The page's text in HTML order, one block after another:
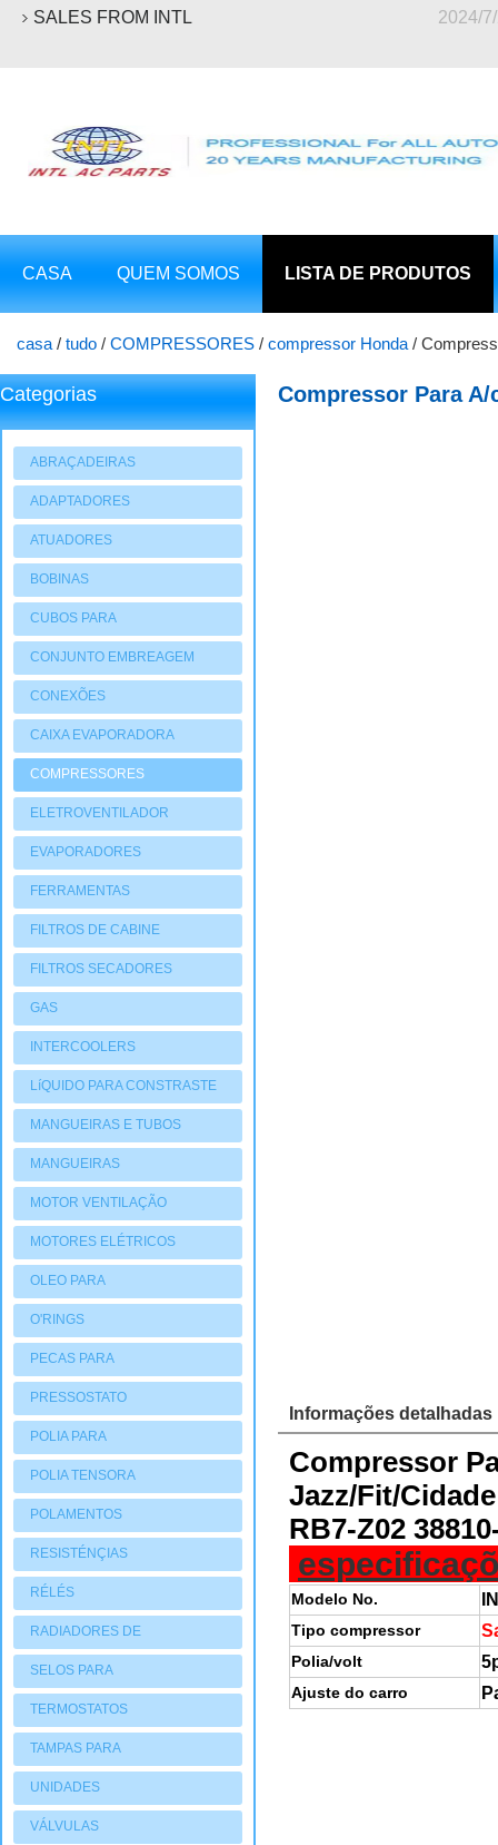
SALES FROM INTL 2024/
CASA QUEM SOMOS LISTA DE PRODUTOS
casa / tudo / COMPRESSORES / compressor Honda /
38800-RB7-Z02 38810-RLC-014
Categorias
ABRAÇADEIRAS
ADAPTADORES
ATUADORES
PNEUMATIOCOS
BOBINAS
CUBOS PARA
COMPRESSORES
CONJUNTO EMBREAGEM
CONEXÕES
CAIXA EVAPORADORA
COMPRESSORES
ELETROVENTILADOR
EVAPORADORES
FERRAMENTAS
FILTROS DE CABINE
FILTROS SECADORES
GAS
INTERCOOLERS
LíQUIDO PARA CONSTRASTE
MANGUEIRAS E TUBOS
MANGUEIRAS
MOTOR VENTILAÇÃO
MOTORES ELÉTRICOS
OLEO PARA
COMPRESSORES
O'RINGS
PECAS PARA
COMPRESSORES
PRESSOSTATO
POLIA PARA
COMPRESSORES
POLIA TENSORA
POLAMENTOS
RESISTÉNÇIAS
RÉLÉS
RADIADORES DE
AQUECIMENTO
SELOS PARA
COMPRESSORES
TERMOSTATOS
TAMPAS PARA
COMPRESSORES
UNIDADES
CONDENSADORAS
VÁLVULAS
Compressor Para A/
Informações detalhadas
Compressor
Jazz/Fit/
RB7-Z02
Modelo No.
Tipo compressor
Polia/volt
Ajuste do carro